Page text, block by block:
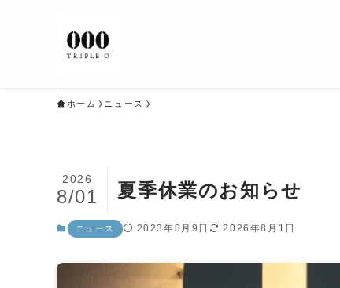
ホーム ニュース
夏季休業のお知らせ
2026
8/01
ニュース 2023年8月9日 2026年8月1日